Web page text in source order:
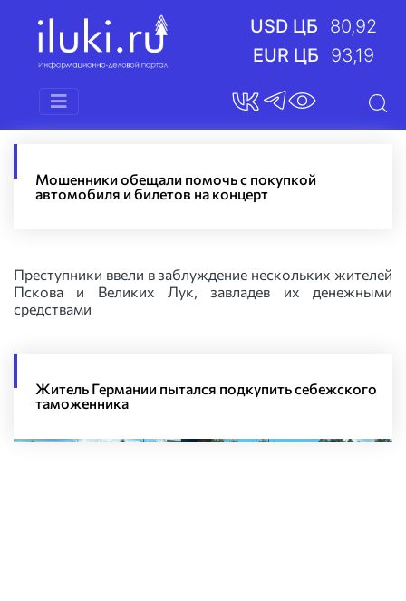
USD ЦБ
80,92
EUR ЦБ
93,19
Мошенники обещали помочь с покупкой
автомобиля и билетов на концерт
Преступники ввели в заблуждение нескольких жителей
Пскова и Великих Лук, завладев их денежными
средствами
Житель Германии пытался подкупить себежского
таможенника